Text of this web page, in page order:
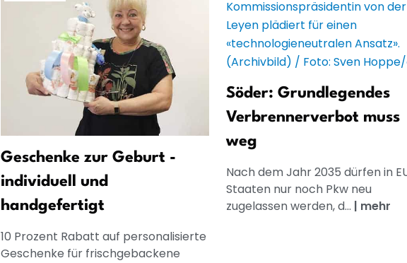
Geschenke zur Geburt -
individuell und
handgefertigt
10 Prozent Rabatt auf personalisierte
Geschenke für frischgebackene
Söder: Grundlegendes
Verbrennerverbot muss
weg
Nach dem Jahr 2035 dürfen in
Staaten nur noch Pkw neu
zugelassen werden, d... | mehr